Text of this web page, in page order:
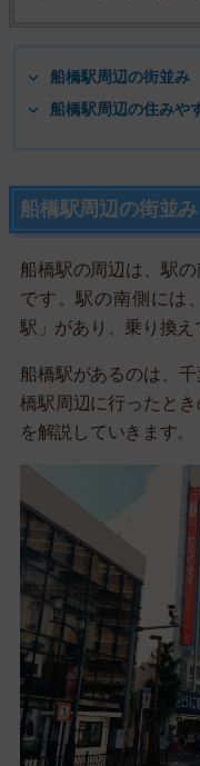
船橋駅周辺の街並み
船橋駅周辺の住みや
船橋駅周辺の街並み
船橋駅の周辺は、駅
です。駅の南側には
駅」があり、乗り換え
船橋駅があるのは、
橋駅周辺に行ったと
を解説していきます。